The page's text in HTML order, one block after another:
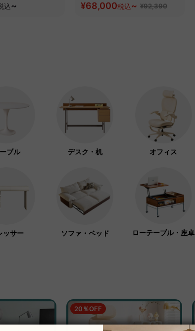
材】
込~ ¥68,000税込~ ¥92,390
ブル デスク・机 オフィス
ッサー ソファ・ベッド ローテーブル・座卓
20％OFF